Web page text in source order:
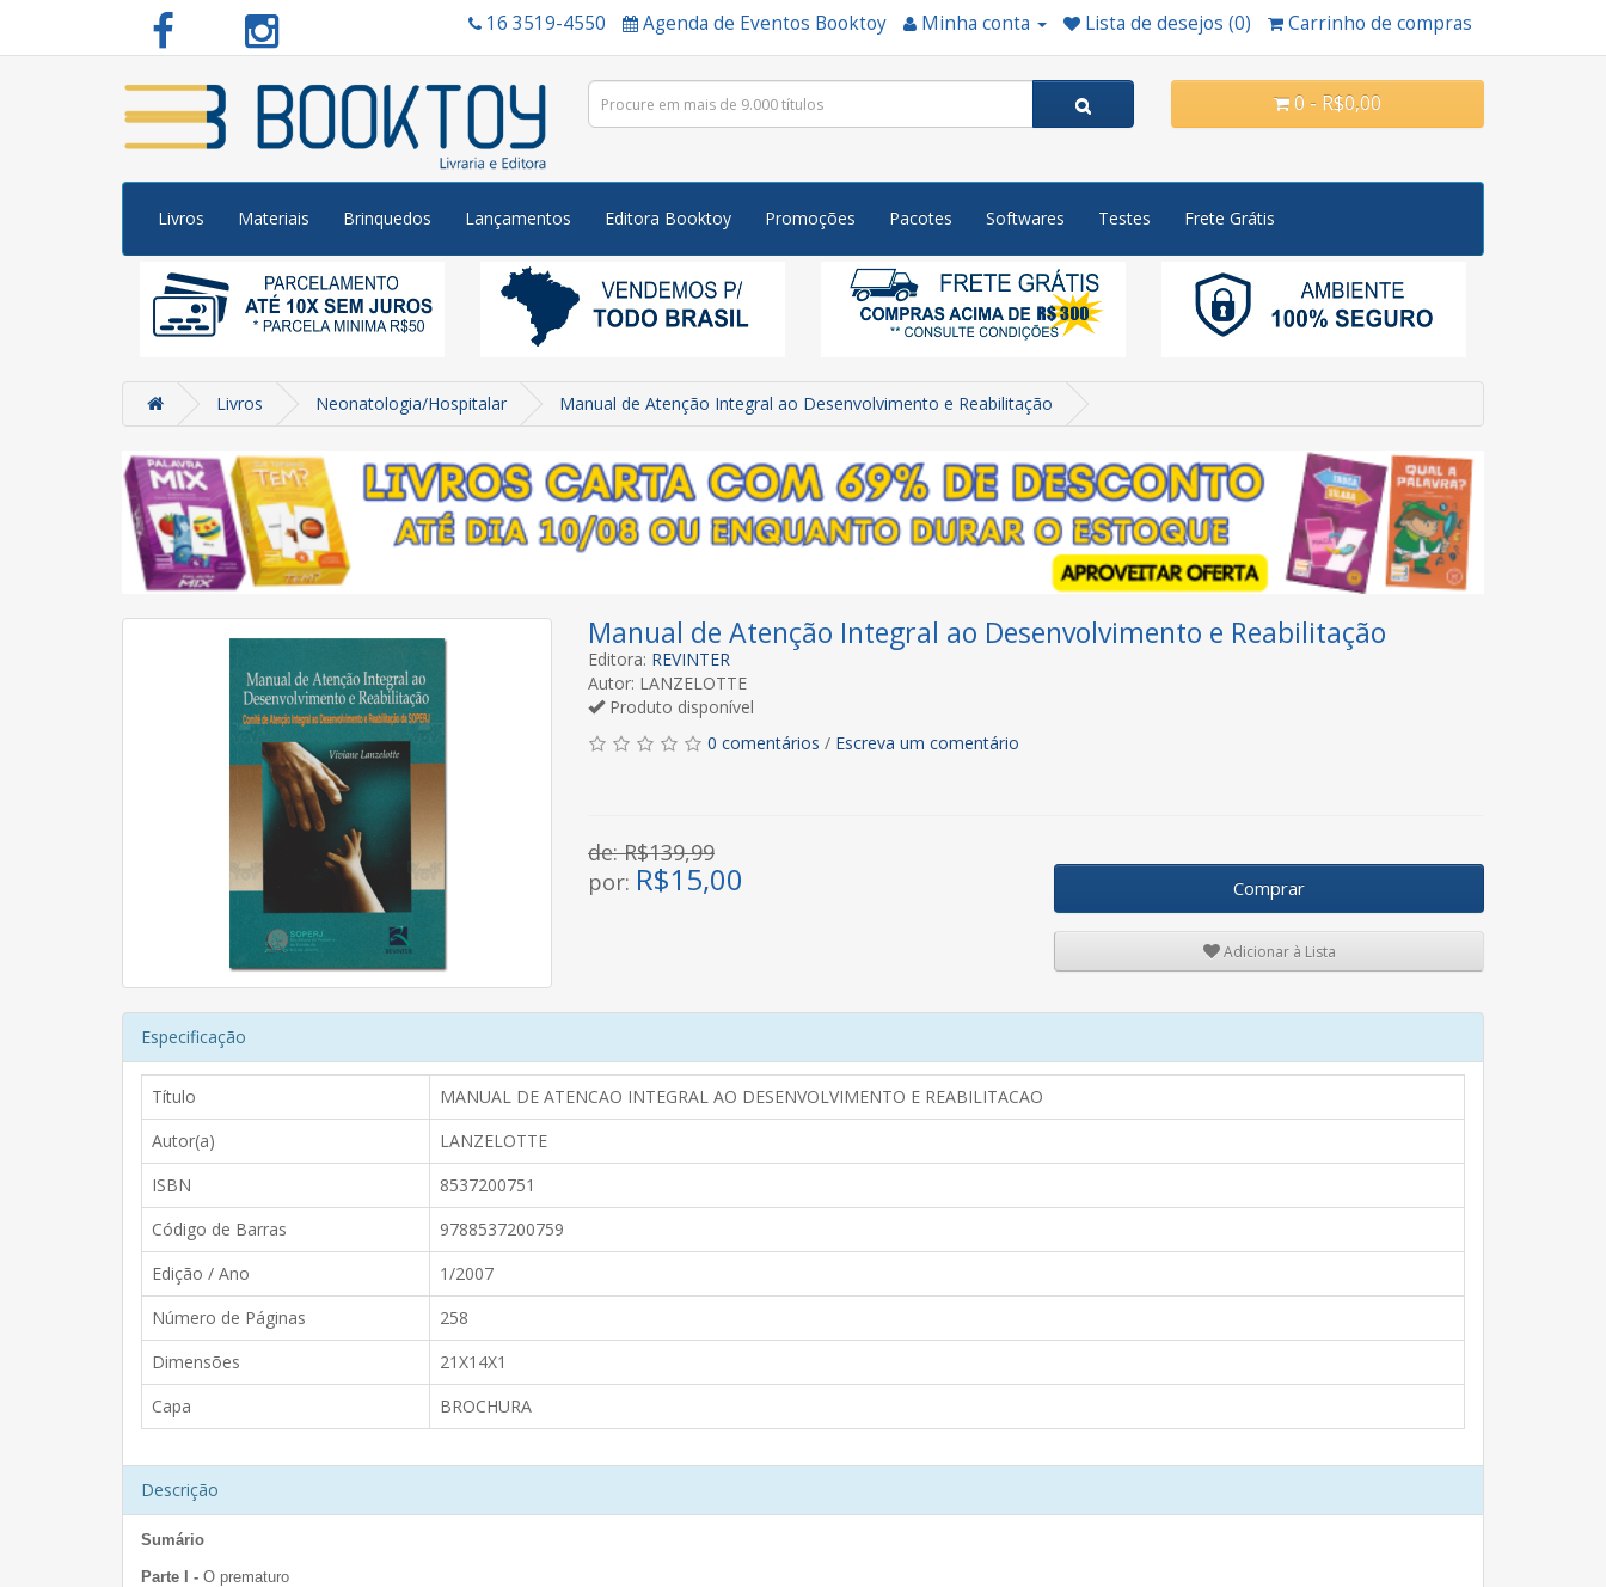
16 3519-4550 Agenda de Eventos Booktoy Minha conta Lista de desejos (0) Carrinho de compras
0 - R$0,00
Livros Materiais Brinquedos Lançamentos Editora Booktoy Promoções Pacotes Softwares Testes Frete Grátis
Livros Neonatologia/Hospitalar Manual de Atenção Integral ao Desenvolvimento e Reabilitação
Manual de Atenção Integral ao Desenvolvimento e Reabilitação
Editora: REVINTER
Autor: LANZELOTTE
Produto disponível
0 comentários / Escreva um comentário
de: R$139,99
por: R$15,00 Comprar
Adicionar à Lista
Especificação
Título
MANUAL DE ATENCAO INTEGRAL AO DESENVOLVIMENTO E REABILITACAO
Autor(a)
LANZELOTTE
ISBN
8537200751
Código de Barras
9788537200759
Edição / Ano
1/2007
Número de Páginas
258
Dimensões
21X14X1
Capa
BROCHURA
Descrição
Sumário
Parte I - O prematuro